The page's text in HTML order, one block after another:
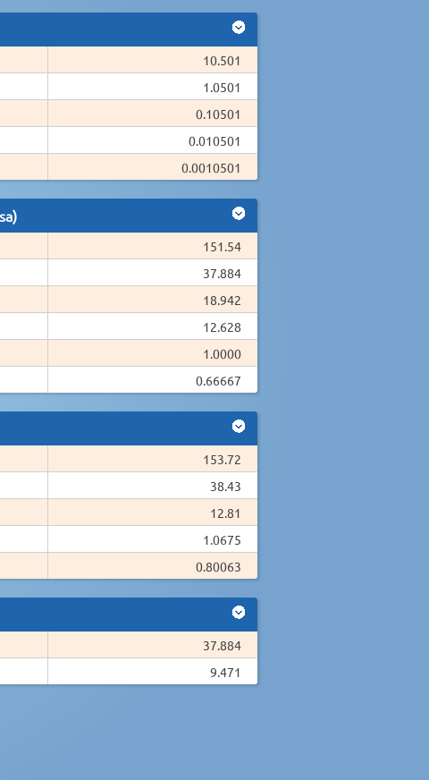
10.501
1.0501
0.10501
0.010501
0.0010501
151.54
37.884
18.942
12.628
1.0000
0.66667
153.72
38.43
12.81
1.0675
0.80063
37.884
9.471